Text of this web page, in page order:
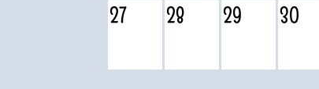
27 28 29 30